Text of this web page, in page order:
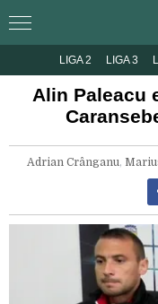
LIGA 2 LIGA 3
Alin Paleacu
Adrian Crânganu,